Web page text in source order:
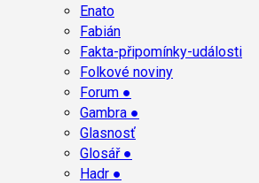
Enato
Fabián
Fakta-připomínky-události
Folkové noviny
Forum ●
Gambra ●
Glasnosť
Glosář ●
Hadr ●